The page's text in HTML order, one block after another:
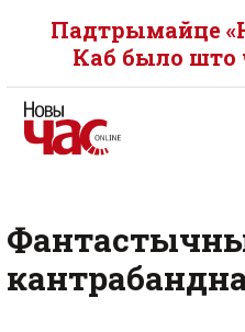
Падтрымайце
Каб было што